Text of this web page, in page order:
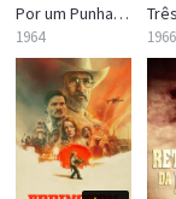
Por um Punhado de Dólares
1964 1966